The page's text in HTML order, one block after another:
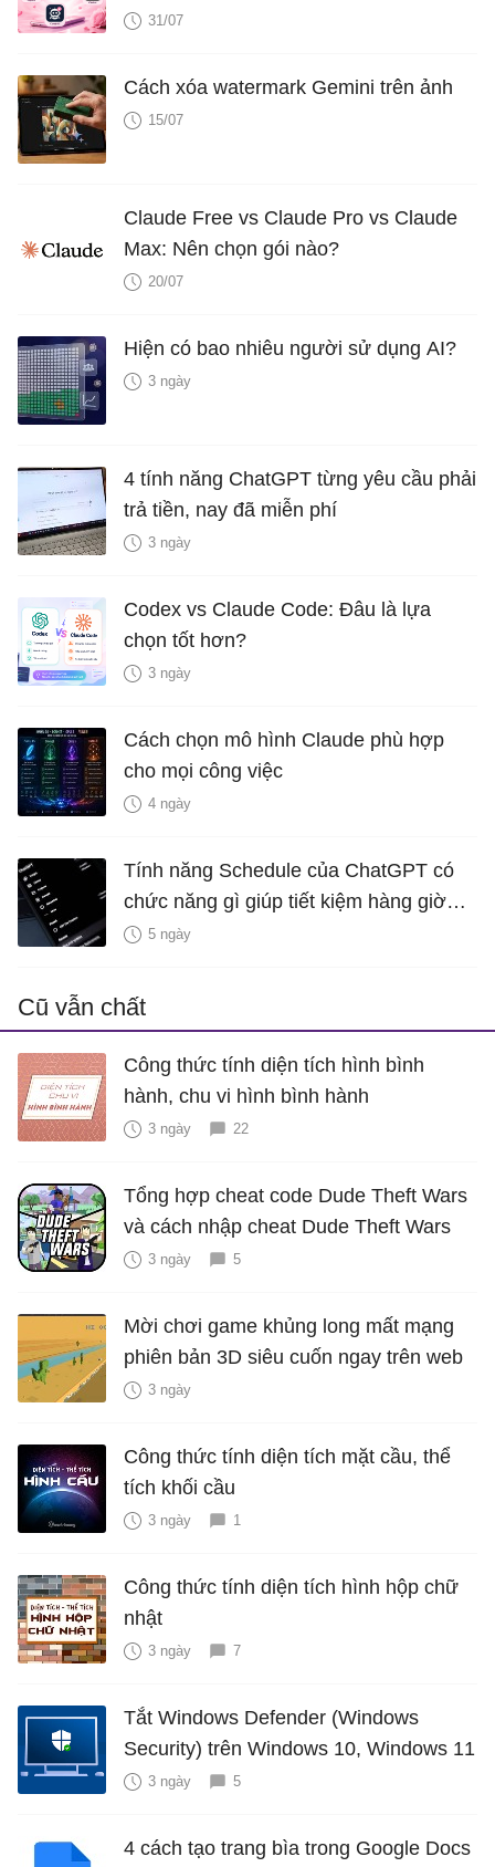
31/07
Cách xóa watermark Gemini trên ảnh
15/07
Claude Free vs Claude Pro vs Claude
Max: Nên chọn gói nào?
20/07
Hiện có bao nhiêu người sử dụng AI?
3 ngày
4 tính năng ChatGPT từng yêu cầu phải
trả tiền, nay đã miễn phí
3 ngày
Codex vs Claude Code: Đâu là lựa
chọn tốt hơn?
3 ngày
Cách chọn mô hình Claude phù hợp
cho mọi công việc
4 ngày
Tính năng Schedule của ChatGPT có
chức năng gì giúp tiết kiệm hàng giờ
mỗi tuần?
5 ngày
Cũ vẫn chất
Công thức tính diện tích hình bình
hành, chu vi hình bình hành
3 ngày 22
Tổng hợp cheat code Dude Theft Wars
và cách nhập cheat Dude Theft Wars
3 ngày 5
Mời chơi game khủng long mất mạng
phiên bản 3D siêu cuốn ngay trên web
3 ngày
Công thức tính diện tích mặt cầu, thể
tích khối cầu
3 ngày 1
Công thức tính diện tích hình hộp chữ
nhật
3 ngày 7
Tắt Windows Defender (Windows
Security) trên Windows 10, Windows 11
3 ngày 5
4 cách tạo trang bìa trong Google Docs